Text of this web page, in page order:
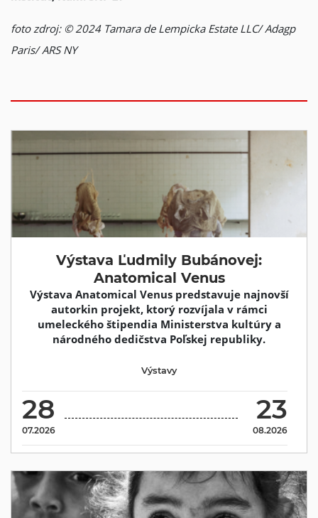
foto zdroj: © 2024 Tamara de Lempicka Estate LLC/ Adagp
Paris/ ARS NY
Výstava Ľudmily Bubánovej:
Anatomical Venus
Výstava Anatomical Venus predstavuje najnovší
autorkin projekt, ktorý rozvíjala v rámci
umeleckého štipendia Ministerstva kultúry a
národného dedičstva Poľskej republiky.
28
07.2026
23
08.2026
Výstavy